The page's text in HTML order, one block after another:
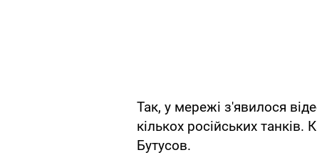
Так, у мережі з'явилося
кількох російських танків.
Бутусов.